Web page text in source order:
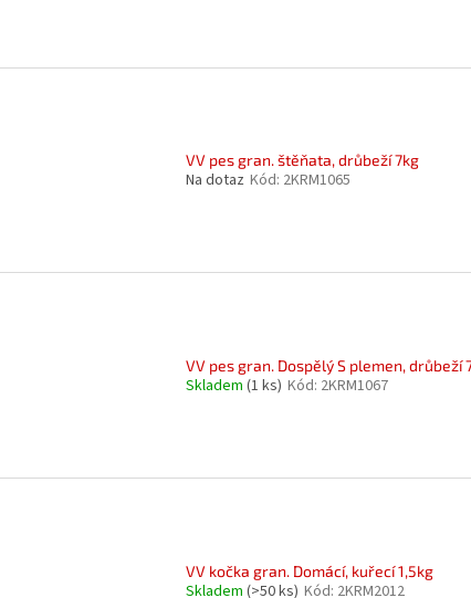
VV pes gran. štěňata, drůbeží 7kg
Na dotaz Kód: 2KRM1065
VV pes gran. Dospělý S plemen, drůbeží
Skladem (1 ks) Kód: 2KRM1067
VV kočka gran. Domácí, kuřecí 1,5kg
Skladem (>50 ks) Kód: 2KRM2012